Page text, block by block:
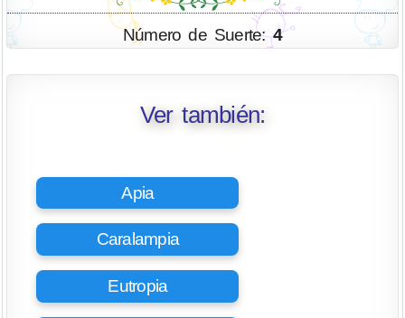
Número de Suerte:4
Ver también:
Apia
Caralampia
Eutropia